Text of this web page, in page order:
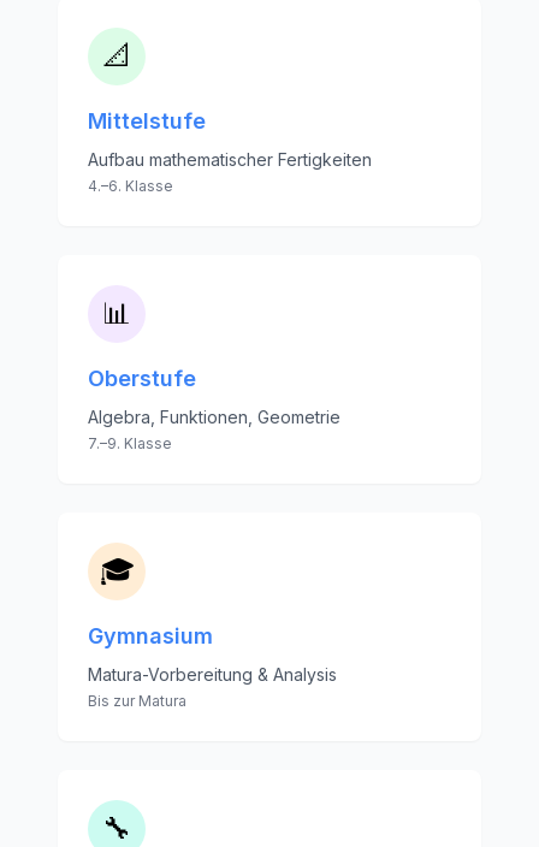
📐
Mittelstufe
Aufbau mathematischer Fertigkeiten
4.–6. Klasse
📊
Oberstufe
Algebra, Funktionen, Geometrie
7.–9. Klasse
🎓
Gymnasium
Matura-Vorbereitung & Analysis
Bis zur Matura
🔧